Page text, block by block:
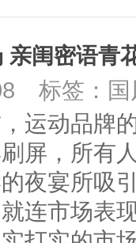
亲闺密语青
标签：
运动品牌
屏，所有
夜宴所吸
就连市场表